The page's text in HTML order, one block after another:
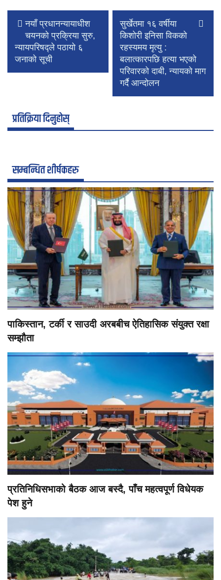
नयाँ प्रधानन्यायाधीश
चयनको प्रक्रिया सुरु,
न्यायपरिषद्ले पठायो ६
जनाको सूची
सुर्खेतमा १६ वर्षीया
किशोरी इनिसा विकको
रहस्यमय मृत्यु :
बलात्कारपछि हत्या भएको
परिवारको दाबी, न्यायको माग
गर्दै आन्दोलन
प्रतिक्रिया दिनुहोस्
सम्बन्धित शीर्षकहरु
पाकिस्तान, टर्की र साउदी अरबबीच ऐतिहासिक संयुक्त रक्षा
सम्झौता
प्रतिनिधिसभाको बैठक आज बस्दै, पाँच महत्वपूर्ण विधेयक
पेश हुने